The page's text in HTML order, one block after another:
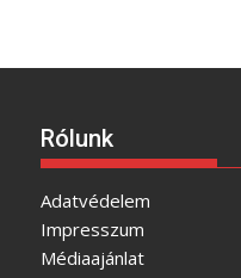
Rólunk
Adatvédelem
Impresszum
Médiaajánlat